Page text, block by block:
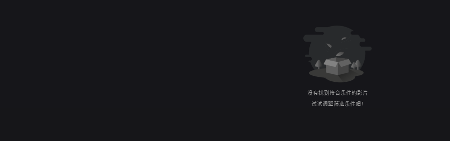
没有找到符合条件的影片
试试调整筛选条件吧！